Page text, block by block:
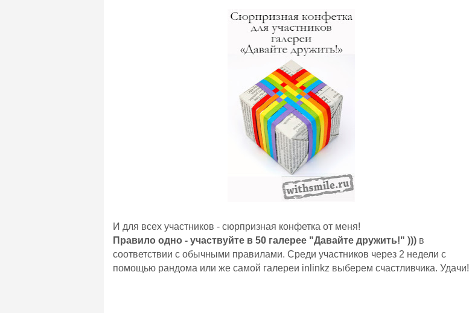
И для всех участников - сюрпризная конфетка от меня!
Правило одно - участвуйте в 50 галерее "Давайте дружить!" ))) в
соответствии с обычными правилами. Среди участников через 2 недели с
помощью рандома или же самой галереи inlinkz выберем счастливчика. Удачи!